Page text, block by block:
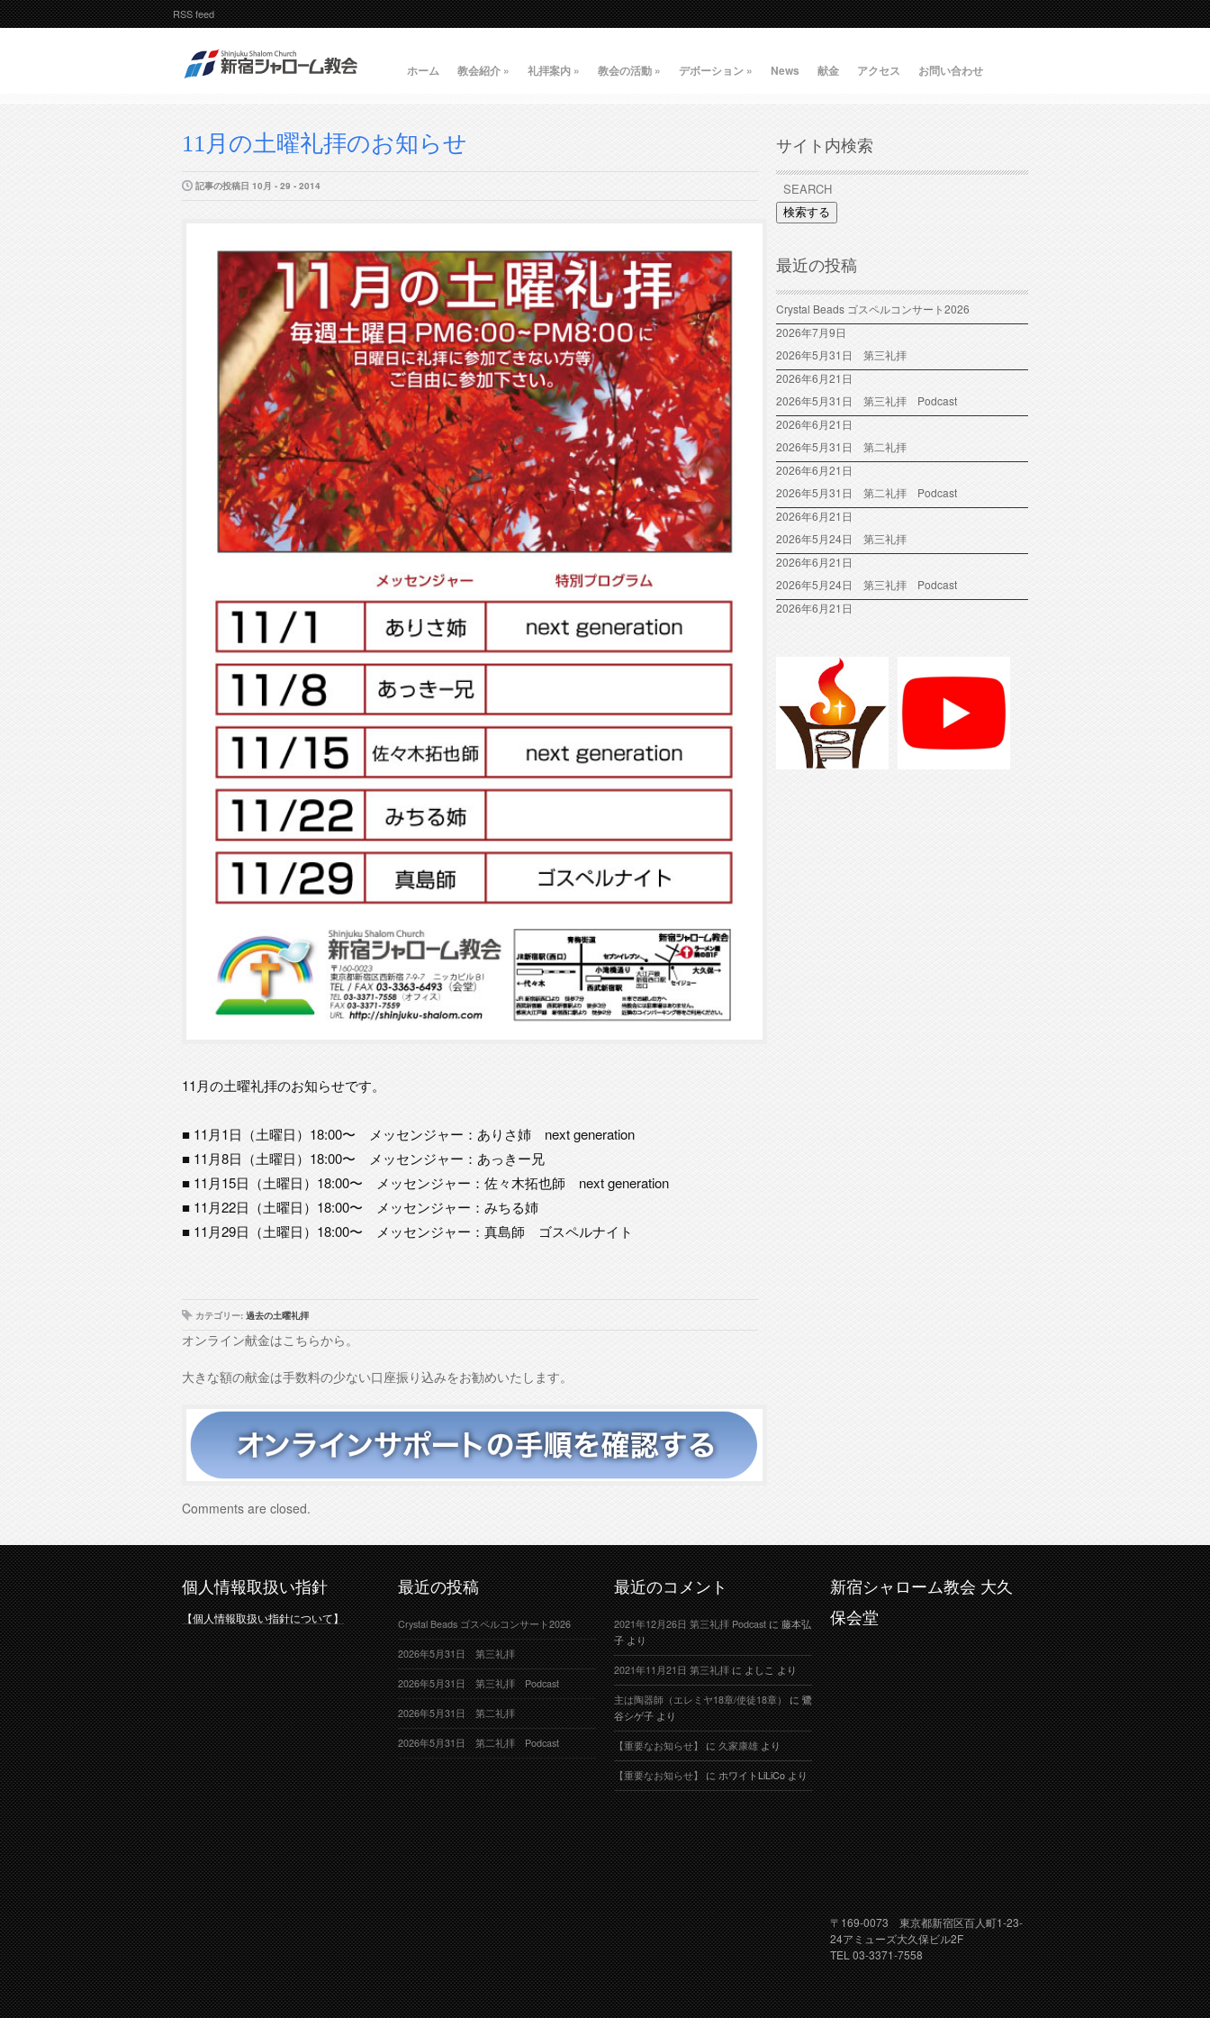
RSS feed
ホーム 教会紹介 » 礼拝案内 » 教会の活動 » デボーション » News 献金 アクセス お問い合わせ
11月の土曜礼拝のお知らせ
記事の投稿日 10月 - 29 - 2014
11月の土曜礼拝のお知らせです。
■ 11月1日（土曜日）18:00〜 メッセンジャー：ありさ姉 next generation
■ 11月8日（土曜日）18:00〜 メッセンジャー：あっきー兄
■ 11月15日（土曜日）18:00〜 メッセンジャー：佐々木拓也師 next generation
■ 11月22日（土曜日）18:00〜 メッセンジャー：みちる姉
■ 11月29日（土曜日）18:00〜 メッセンジャー：真島師 ゴスペルナイト
カテゴリー: 過去の土曜礼拝
オンライン献金はこちらから。
大きな額の献金は手数料の少ない口座振り込みをお勧めいたします。
Comments are closed.
サイト内検索
検索する
最近の投稿
Crystal Beads ゴスペルコンサート2026
2026年7月9日
2026年5月31日 第三礼拝
2026年6月21日
2026年5月31日 第三礼拝 Podcast
2026年6月21日
2026年5月31日 第二礼拝
2026年6月21日
2026年5月31日 第二礼拝 Podcast
2026年6月21日
2026年5月24日 第三礼拝
2026年6月21日
2026年5月24日 第三礼拝 Podcast
2026年6月21日
個人情報取扱い指針
【個人情報取扱い指針について】
最近の投稿
Crystal Beads ゴスペルコンサート2026
2026年5月31日 第三礼拝
2026年5月31日 第三礼拝 Podcast
2026年5月31日 第二礼拝
2026年5月31日 第二礼拝 Podcast
最近のコメント
2021年12月26日 第三礼拝 Podcastに藤本弘
子より
2021年11月21日 第三礼拝によしこより
主は陶器師（エレミヤ18章/使徒18章）に鷺
谷シゲ子より
【重要なお知らせ】に久家康雄より
【重要なお知らせ】にホワイトLiLiCoより
新宿シャローム教会 大久
保会堂
〒169-0073 東京都新宿区百人町1-23-
24アミューズ大久保ビル2F
TEL 03-3371-7558